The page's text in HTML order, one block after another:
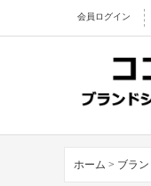
会員ログイン
ホーム > ブラ